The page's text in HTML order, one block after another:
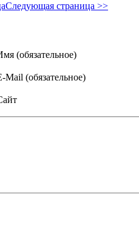
Следующая страница >>
(обязательное)
Mail (обязательное)